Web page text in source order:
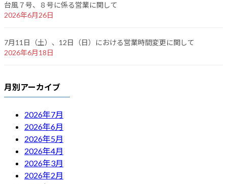
台風７号、８号に係る営業に関して
2026年6月26日
7月11日（土）、12日（日）における営業時間変更に関して
2026年6月18日
月別アーカイブ
2026年7月
2026年6月
2026年5月
2026年4月
2026年3月
2026年2月